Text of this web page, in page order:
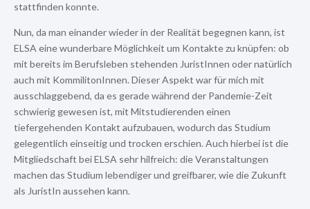
stattfinden konnte.
Nun, da man einander wieder in der Realität begegnen kann, ist
ELSA eine wunderbare Möglichkeit um Kontaktezu knüpfen: ob
mit bereits im Berufsleben stehenden JuristInnen oder natürlich
auch mit KommilitonInnen. Dieser Aspekt war für mich mit
ausschlaggebend, da es gerade während der Pandemie-Zeit
schwierig gewesen ist, mit Mitstudierenden einen
tiefergehenden Kontakt aufzubauen, wodurch das Studium
gelegentlich einseitig und trocken erschien. Auch hierbei ist die
Mitgliedschaft bei ELSA sehr hilfreich: die Veranstaltungen
machen das Studium lebendiger und greifbarer, wie die Zukunft
als JuristIn aussehen kann.